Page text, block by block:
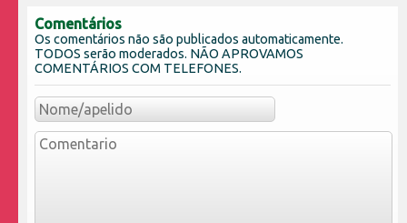
Comentários
Os comentários não são publicados automaticamente.
TODOS serão moderados. NÃO APROVAMOS
COMENTÁRIOS COM TELEFONES.